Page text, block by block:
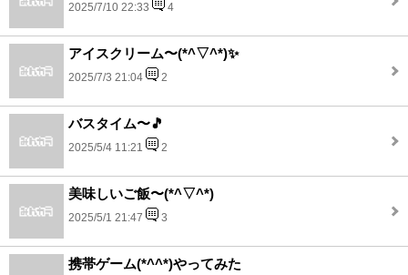
2025/7/10 22:33 4
アイスクリーム〜(*^▽^*)✨️
2025/7/3 21:04 2
バスタイム〜🎵
2025/5/4 11:21 2
美味しいご飯〜(*^▽^*)
2025/5/1 21:47 3
携帯ゲーム(*^^*)やってみた